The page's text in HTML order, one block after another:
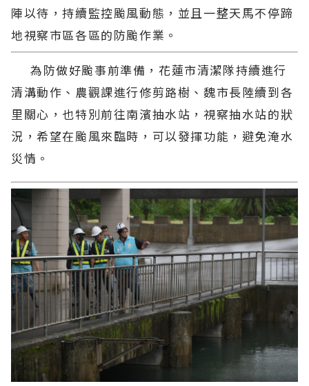
陣以待，持續監控颱風動態，並且一整天馬不停蹄
地視察市區各區的防颱作業。
為防做好颱事前準備，花蓮市清潔隊持續進行
清溝動作、農觀課進行修剪路樹、魏市長陸續到各
里關心，也特別前往南濱抽水站，視察抽水站的狀
況，希望在颱風來臨時，可以發揮功能，避免淹水
災情。